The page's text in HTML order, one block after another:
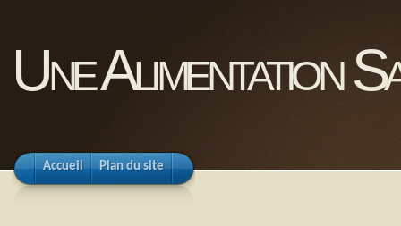
Une Alimentation
Accueil Plan du site